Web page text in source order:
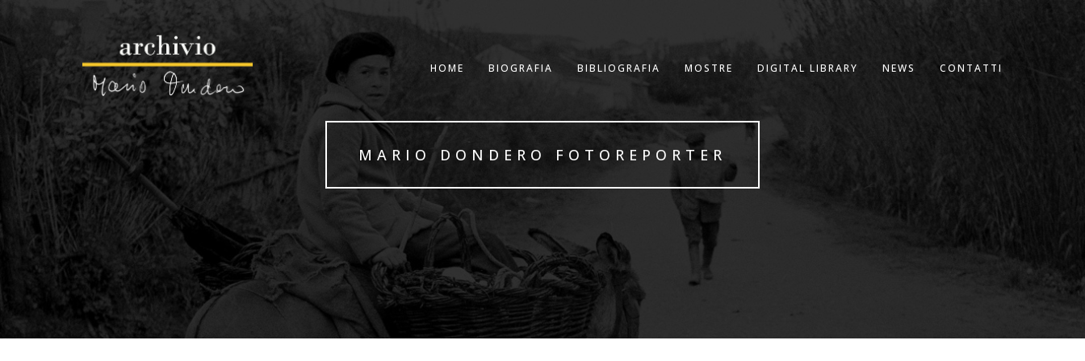
HOME BIOGRAFIA BIBLIOGRAFIA MOSTRE DIGITAL LIBRARY NEWS CONTATTI
MARIO DONDERO FOTOREPORTER